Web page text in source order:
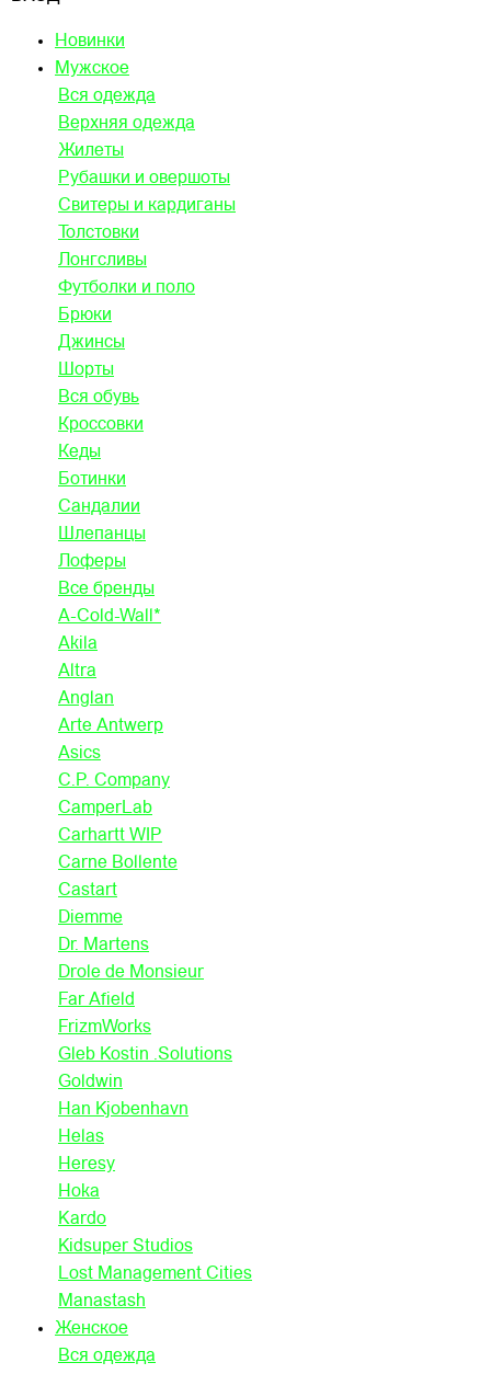
Новинки
Мужское
Вся одежда
Верхняя одежда
Жилеты
Рубашки и овершоты
Свитеры и кардиганы
Толстовки
Лонгсливы
Футболки и поло
Брюки
Джинсы
Шорты
Вся обувь
Кроссовки
Кеды
Ботинки
Сандалии
Шлепанцы
Лоферы
Все бренды
A-Cold-Wall*
Akila
Altra
Anglan
Arte Antwerp
Asics
C.P. Company
CamperLab
Carhartt WIP
Carne Bollente
Castart
Diemme
Dr. Martens
Drole de Monsieur
Far Afield
FrizmWorks
Gleb Kostin .Solutions
Goldwin
Han Kjobenhavn
Helas
Heresy
Hoka
Kardo
Kidsuper Studios
Lost Management Cities
Manastash
Женское
Вся одежда